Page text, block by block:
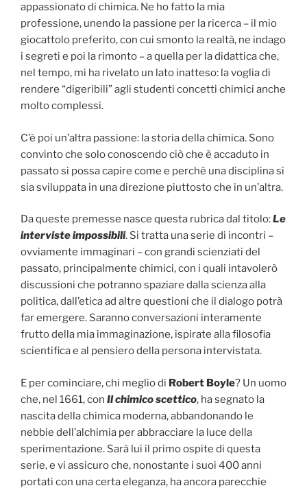
appassionato di chimica. Ne ho fatto la mia
professione, unendo la passione per la ricerca – il mio
giocattolo preferito, con cui smonto la realtà, ne indago
i segreti e poi la rimonto – a quella per la didattica che,
nel tempo, mi ha rivelato un lato inatteso: la voglia di
rendere “digeribili” agli studenti concetti chimici anche
molto complessi.
C’è poi un’altra passione: la storia della chimica. Sono
convinto che solo conoscendo ciò che è accaduto in
passato si possa capire come e perché una disciplina si
sia sviluppata in una direzione piuttosto che in un’altra.
Da queste premesse nasce questa rubrica dal titolo:Le
interviste impossibili. Si tratta una serie di incontri –
ovviamente immaginari – con grandi scienziati del
passato, principalmente chimici, con i quali intavolerò
discussioni che potranno spaziare dalla scienza alla
politica, dall’etica ad altre questioni che il dialogo potrà
far emergere. Saranno conversazioni interamente
frutto della mia immaginazione, ispirate alla filosofia
scientifica e al pensiero della persona intervistata.
E per cominciare, chi meglio di Robert Boyle? Un uomo
che, nel 1661, con Il chimico scettico, ha segnato la
nascita della chimica moderna, abbandonando le
nebbie dell’alchimia per abbracciare la luce della
sperimentazione. Sarà lui il primo ospite di questa
serie, e vi assicuro che, nonostante i suoi 400 anni
portati con una certa eleganza, ha ancora parecchie